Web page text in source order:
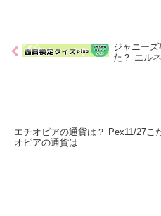
ジャニー
た？ エル
エチオピアの通貨は？ Pex11/27こ
オピアの通貨は